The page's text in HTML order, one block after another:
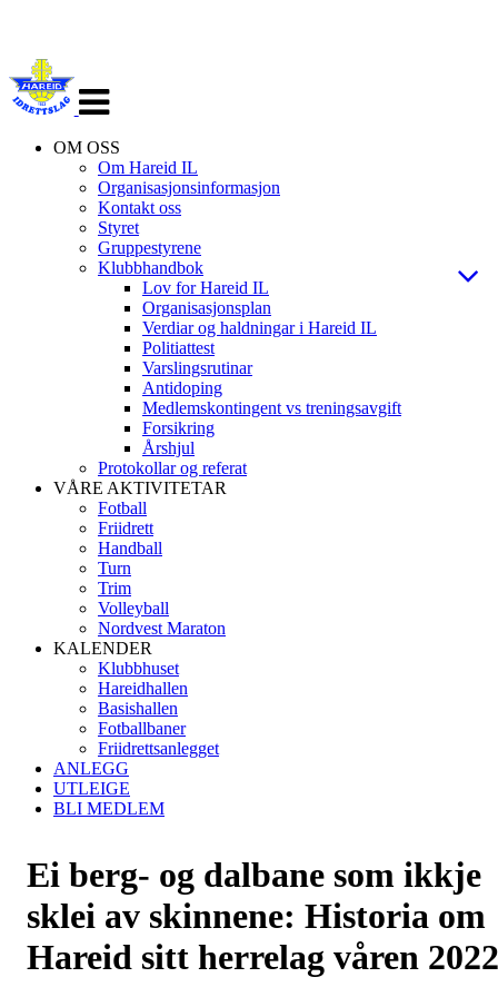
navigasjon
OM OSS
Om Hareid IL
Organisasjonsinformasjon
Kontakt oss
Styret
Gruppestyrene
Klubbhandbok
Lov for Hareid IL
Organisasjonsplan
Verdiar og haldningar i Hareid IL
Politiattest
Varslingsrutinar
Antidoping
Medlemskontingent vs treningsavgift
Forsikring
Årshjul
Protokollar og referat
VÅRE AKTIVITETAR
Fotball
Friidrett
Handball
Turn
Trim
Volleyball
Nordvest Maraton
KALENDER
Klubbhuset
Hareidhallen
Basishallen
Fotballbaner
Friidrettsanlegget
ANLEGG
UTLEIGE
BLI MEDLEM
Ei berg- og dalbane som ikkje
sklei av skinnene: Historia om
Hareid sitt herrelag våren 2022